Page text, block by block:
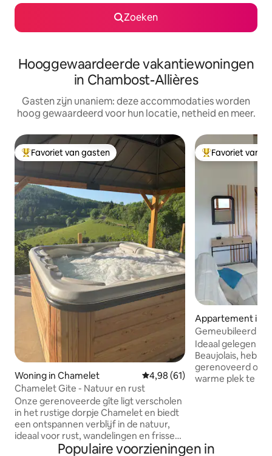
Zoeken
Hooggewaardeerde vakantiewoningen
in Chambost-Allières
Gasten zijn unaniem: deze accommodaties worden
hoog gewaardeerd voor hun locatie, netheid en meer.
Topfavoriet van gasten
Favoriet van gasten
Woning in Chamelet Gemiddelde beoordeling van
4,98 (61)
Chamelet Gite - Natuur en rust
Onze gerenoveerde gîte ligt verscholen
in het rustige dorpje Chamelet en biedt
een ontspannen verblijf in de natuur,
ideaal voor rust, wandelingen en frisse
lucht. Het beschikt over een uitgeruste
Topfavoriet van
Favoriet van
Appartement in
Gemeubileerd
Ideaal gelegen
Beaujolais,
gerenoveerd om
warme plek te maken.
op de heuvels
Populaire voorzieningen in